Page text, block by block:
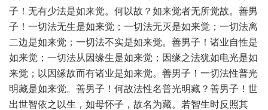
子！无有少法是如来觉。何以故？如来觉者无所觉故。善男
子！一切法无生是如来觉；一切法无灭是如来觉；一切法离
二边是如来觉；一切法不实是如来觉。善男子！诸业自性是
如来觉；一切法从因缘生是如来觉；因缘之法犹如电光是如
来觉；以因缘故而有诸业是如来觉。善男子！一切法性普光
明藏是如来觉。善男子！何故法性名普光明藏？善男子！世
出世智依之以生，如母怀子，故名为藏。若智生时反照其